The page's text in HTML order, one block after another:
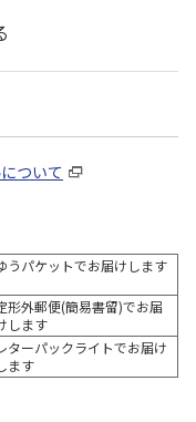
ついて
うパケットでお届けします
形外郵便(簡易書留)でお届
します
ターパックライトでお届け
ます